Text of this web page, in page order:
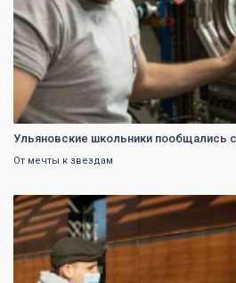
Ульяновские школьники пообщались
От мечты к звездам